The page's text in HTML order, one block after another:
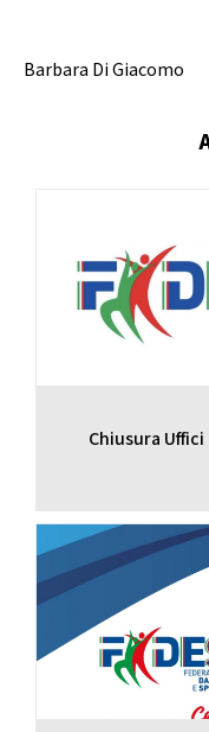
Barbara Di Giacomo
Chiusura